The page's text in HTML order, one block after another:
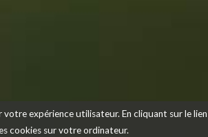
expérience utilisateur. En cliquant sur le lien
cookies sur votre ordinateur.